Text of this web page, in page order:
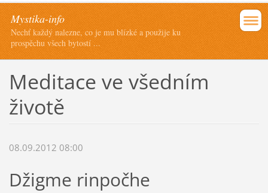
Mystika-info
Nechť každý nalezne, co je mu blízké a použije ku
prospěchu všech bytostí ...
Meditace ve všedním
životě
08.09.2012 08:00
Džigme rinpočhe